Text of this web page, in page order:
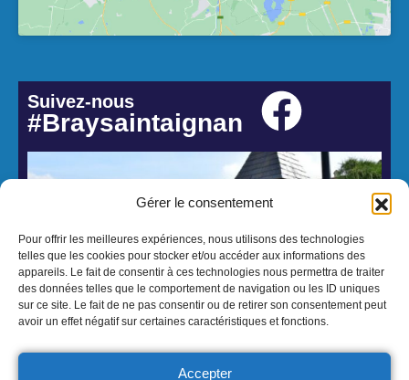
Gérer le consentement
Pour offrir les meilleures expériences, nous utilisons des technologies
telles que les cookies pour stocker et/ou accéder aux informations des
appareils. Le fait de consentir à ces technologies nous permettra de traiter
des données telles que le comportement de navigation ou les ID uniques
sur ce site. Le fait de ne pas consentir ou de retirer son consentement peut
avoir un effet négatif sur certaines caractéristiques et fonctions.
Accepter
Suivez-nous
#Braysaintaignan
© 2026 Mairie de Bray-Saint-Aignan - Réalisation Atmedia & Partner's